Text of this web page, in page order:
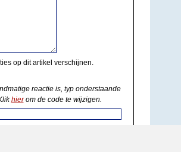
op dit artikel verschijnen.
reactie is, typ onderstaande
hierom de code te wijzigen.